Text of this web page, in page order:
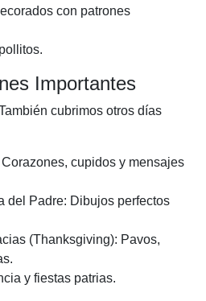
con patrones
Importantes
cubrimos otros días
cupidos y mensajes
del Padre: Dibujos perfectos
(Thanksgiving): Pavos,
y fiestas patrias.